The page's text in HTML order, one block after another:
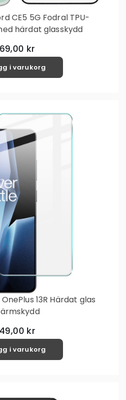
CE5 5G Fodral TPU-
härdat glasskydd
kr
i varukorg
13R Härdat glas
kr
i varukorg